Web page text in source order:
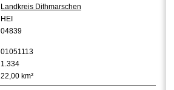
Landkreis Dithmarschen
HEI
04839
01051113
1.334
22,00 km²